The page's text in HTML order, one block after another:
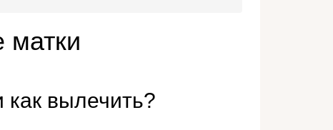
матки
вылечить?